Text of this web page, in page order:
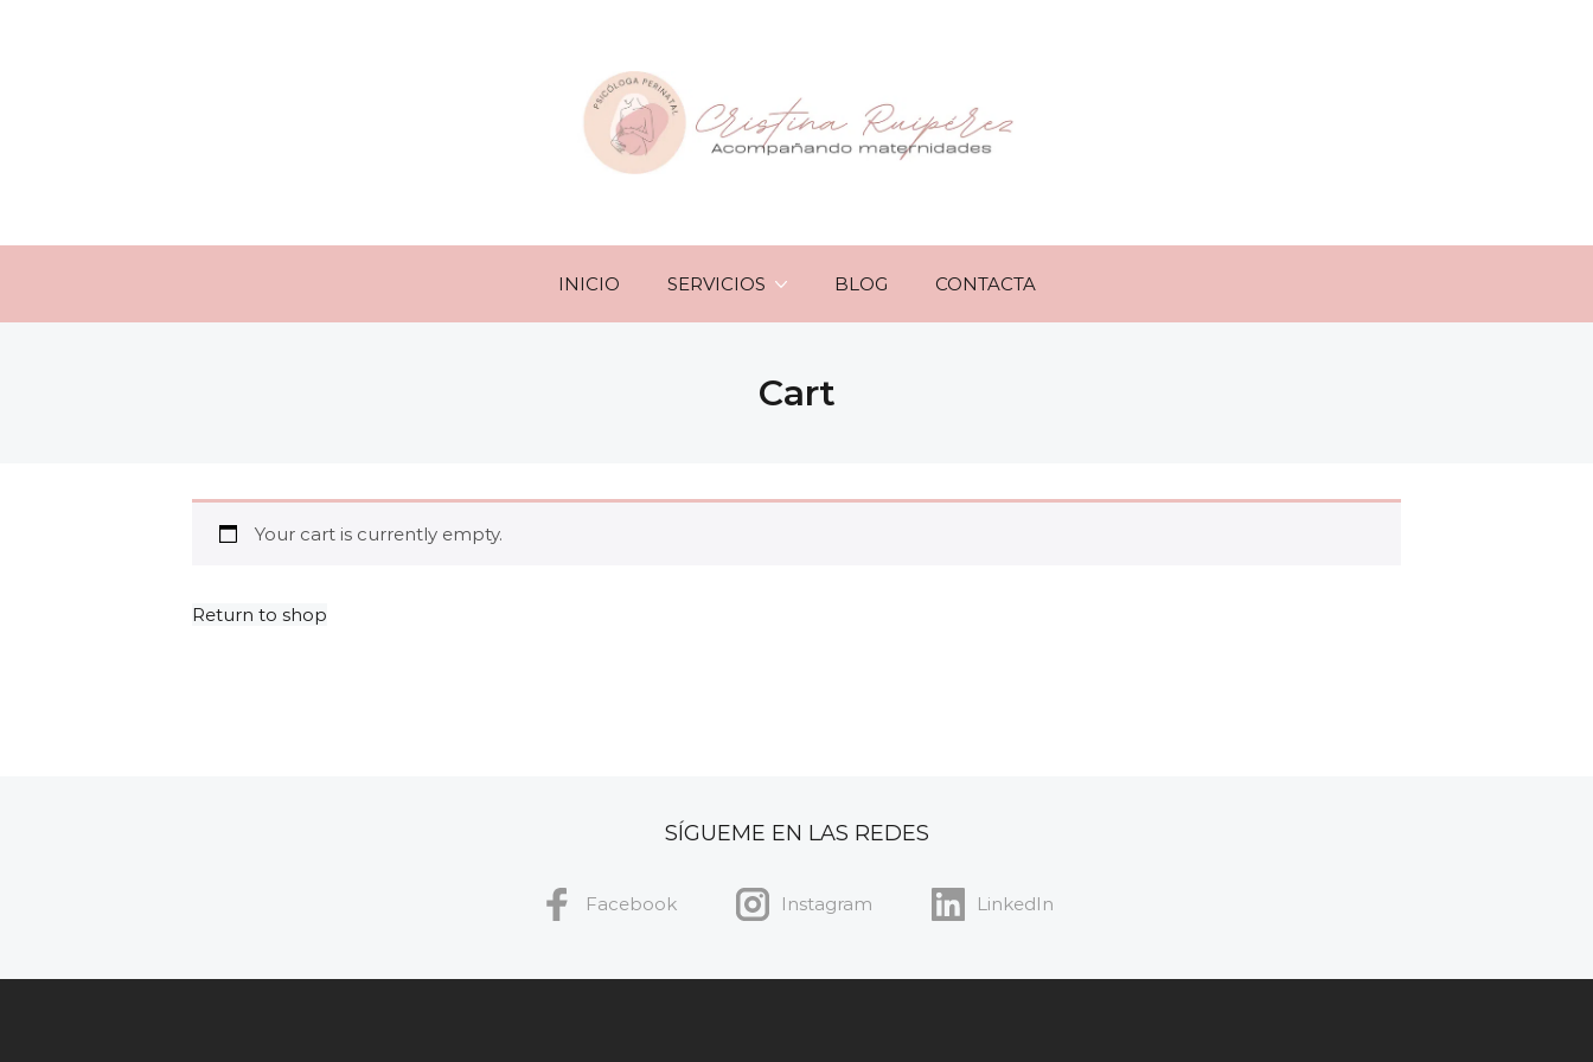
INICIO SERVICIOS BLOG CONTACTA
Cart
Your cart is currently empty.
Return to shop
SÍGUEME EN LAS REDES
Facebook Instagram LinkedIn